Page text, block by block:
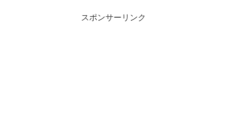
スポンサーリンク